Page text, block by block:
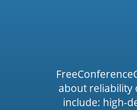
about reliability
include: high-